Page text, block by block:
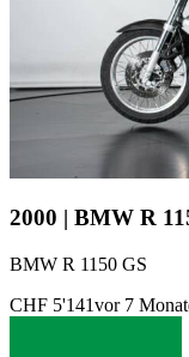
2000 | BMW R
BMW R 1150 GS
CHF 5'141vor 7